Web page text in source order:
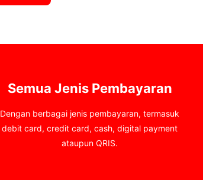
Semua Jenis Pembayaran
Dengan berbagai jenis pembayaran, termasuk
debit card, credit card, cash, digital payment
ataupun QRIS.